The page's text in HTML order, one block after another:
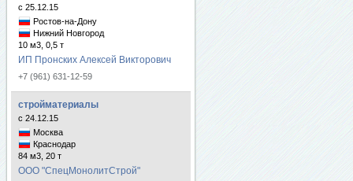
с 25.12.15
Ростов-на-Дону
Нижний Новгород
10 м3, 0,5 т
ИП Пронских Алексей Викторович
+7 (961) 631-12-59
стройматериалы
с 24.12.15
Москва
Краснодар
84 м3, 20 т
ООО "СпецМонолитСтрой"